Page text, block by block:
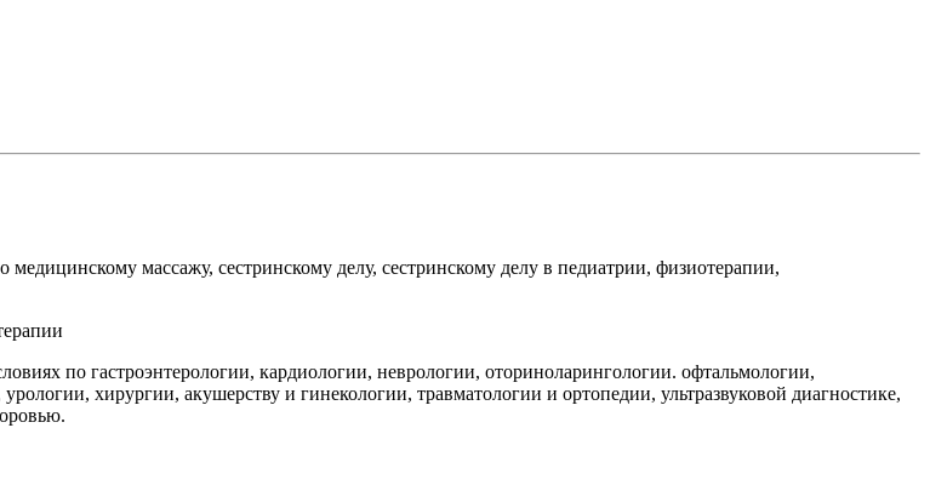
массажу, сестринскому делу, сестринскому делу в педиатрии, физиотерапии,
по гастроэнтерологии, кардиологии, неврологии, оториноларингологии. офтальмологии,
хирургии, акушерству и гинекологии, травматологии и ортопедии, ультразвуковой диагностике,